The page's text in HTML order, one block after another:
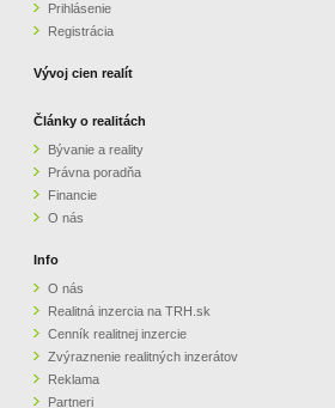
Prihlásenie
Registrácia
Vývoj cien realít
Články o realitách
Bývanie a reality
Právna poradňa
Financie
O nás
Info
O nás
Realitná inzercia na TRH.sk
Cenník realitnej inzercie
Zvýraznenie realitných inzerátov
Reklama
Partneri